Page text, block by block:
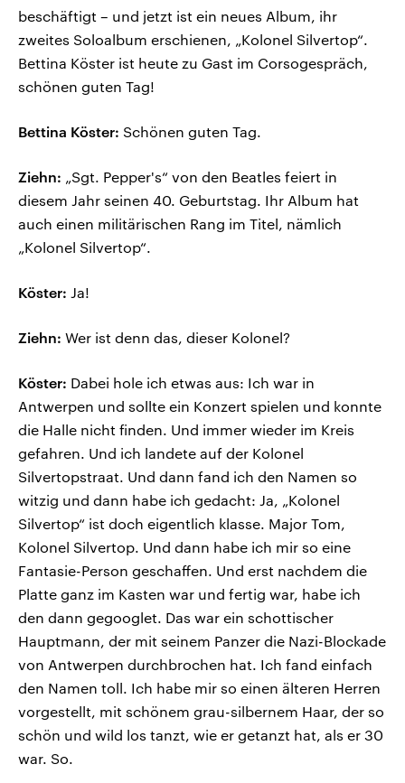
beschäftigt – und jetzt ist ein neues Album, ihr
zweites Soloalbum erschienen, „Kolonel Silvertop“.
Bettina Köster ist heute zu Gast im Corsogespräch,
schönen guten Tag!
Bettina Köster: Schönen guten Tag.
Ziehn: „Sgt. Pepper's“ von den Beatles feiert in
diesem Jahr seinen 40. Geburtstag. Ihr Album hat
auch einen militärischen Rang im Titel, nämlich
„Kolonel Silvertop“.
Köster: Ja!
Ziehn: Wer ist denn das, dieser Kolonel?
Köster: Dabei hole ich etwas aus: Ich war in
Antwerpen und sollte ein Konzert spielen und konnte
die Halle nicht finden. Und immer wieder im Kreis
gefahren. Und ich landete auf der Kolonel
Silvertopstraat. Und dann fand ich den Namen so
witzig und dann habe ich gedacht: Ja, „Kolonel
Silvertop“ ist doch eigentlich klasse. Major Tom,
Kolonel Silvertop. Und dann habe ich mir so eine
Fantasie-Person geschaffen. Und erst nachdem die
Platte ganz im Kasten war und fertig war, habe ich
den dann gegooglet. Das war ein schottischer
Hauptmann, der mit seinem Panzer die Nazi-Blockade
von Antwerpen durchbrochen hat. Ich fand einfach
den Namen toll. Ich habe mir so einen älteren Herren
vorgestellt, mit schönem grau-silbernem Haar, der so
schön und wild los tanzt, wie er getanzt hat, als er 30
war. So.